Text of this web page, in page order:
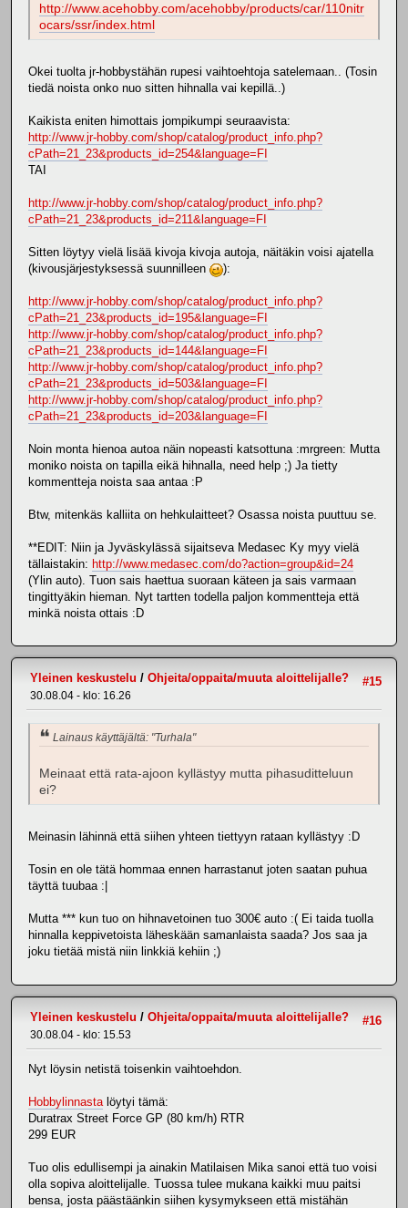
http://www.acehobby.com/acehobby/products/car/110nitr
ocars/ssr/index.html
Okei tuolta jr-hobbystähän rupesi vaihtoehtoja satelemaan.. (Tosin
tiedä noista onko nuo sitten hihnalla vai kepillä..)
Kaikista eniten himottais jompikumpi seuraavista:
http://www.jr-hobby.com/shop/catalog/product_info.php?
cPath=21_23&products_id=254&language=FI
TAI
http://www.jr-hobby.com/shop/catalog/product_info.php?
cPath=21_23&products_id=211&language=FI
Sitten löytyy vielä lisää kivoja kivoja autoja, näitäkin voisi ajatella
(kivousjärjestyksessä suunnilleen
):
http://www.jr-hobby.com/shop/catalog/product_info.php?
cPath=21_23&products_id=195&language=FI
http://www.jr-hobby.com/shop/catalog/product_info.php?
cPath=21_23&products_id=144&language=FI
http://www.jr-hobby.com/shop/catalog/product_info.php?
cPath=21_23&products_id=503&language=FI
http://www.jr-hobby.com/shop/catalog/product_info.php?
cPath=21_23&products_id=203&language=FI
Noin monta hienoa autoa näin nopeasti katsottuna :mrgreen: Mutta
moniko noista on tapilla eikä hihnalla, need help ;) Ja tietty
kommentteja noista saa antaa :P
Btw, mitenkäs kalliita on hehkulaitteet? Osassa noista puuttuu se.
**EDIT: Niin ja Jyväskylässä sijaitseva Medasec Ky myy vielä
tällaistakin: http://www.medasec.com/do?action=group&id=24
(Ylin auto). Tuon sais haettua suoraan käteen ja sais varmaan
tingittyäkin hieman. Nyt tartten todella paljon kommentteja että
minkä noista ottais :D
#15
Yleinen keskustelu / Ohjeita/oppaita/muuta aloittelijalle?
30.08.04 - klo: 16.26
Lainaus käyttäjältä: "Turhala"
Meinaat että rata-ajoon kyllästyy mutta pihasuditteluun
ei?
Meinasin lähinnä että siihen yhteen tiettyyn rataan kyllästyy :D
Tosin en ole tätä hommaa ennen harrastanut joten saatan puhua
täyttä tuubaa :|
Mutta *** kun tuo on hihnavetoinen tuo 300€ auto :( Ei taida tuolla
hinnalla keppivetoista läheskään samanlaista saada? Jos saa ja
joku tietää mistä niin linkkiä kehiin ;)
#16
Yleinen keskustelu / Ohjeita/oppaita/muuta aloittelijalle?
30.08.04 - klo: 15.53
Nyt löysin netistä toisenkin vaihtoehdon.
Hobbylinnasta löytyi tämä:
Duratrax Street Force GP (80 km/h) RTR
299 EUR
Tuo olis edullisempi ja ainakin Matilaisen Mika sanoi että tuo voisi
olla sopiva aloittelijalle. Tuossa tulee mukana kaikki muu paitsi
bensa, josta päästäänkin siihen kysymykseen että mistähän